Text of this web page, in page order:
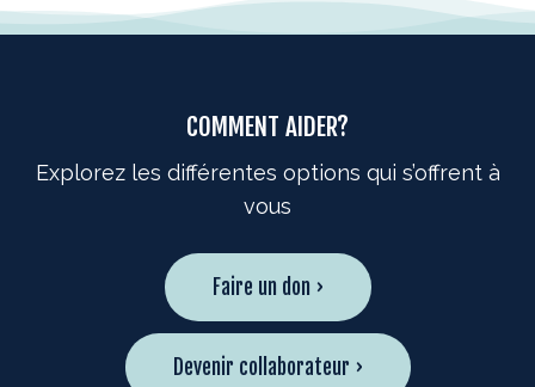
COMMENT AIDER?
Explorez les différentes options qui s’offrent à
vous
Faire un don ›
Devenir collaborateur ›